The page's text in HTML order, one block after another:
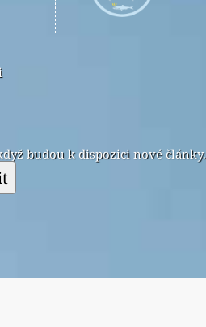
budou k dispozici nové články.